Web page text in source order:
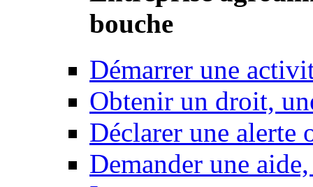
bouche
Démarrer une
Obtenir un droit,
Déclarer une alerte
Demander une